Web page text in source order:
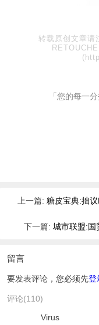
转载原创文章请
「您的每一
上一篇: 糖皮宝典:拙
下一篇: 城市联盟:国
留言
要发表评论，您必须先登
评论(110)
Virus